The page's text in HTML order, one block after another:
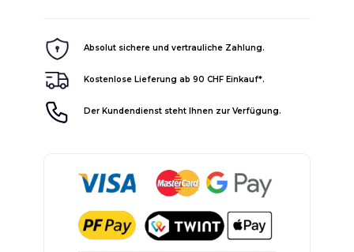
Absolut sichere und vertrauliche Zahlung.
Kostenlose Lieferung ab 90 CHF Einkauf*.
Der Kundendienst steht Ihnen zur Verfügung.